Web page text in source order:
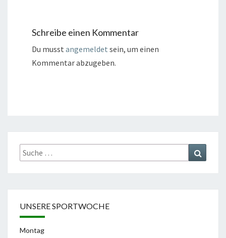
Schreibe einen Kommentar
Du musst angemeldet sein, um einen
Kommentar abzugeben.
Suche
nach:
UNSERE SPORTWOCHE
Montag